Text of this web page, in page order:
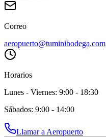
Correo
aeropuerto@tuminibodega.com
Horarios
Lunes - Viernes: 9:00 - 18:30
Sábados: 9:00 - 14:00
Llamar a Aeropuerto